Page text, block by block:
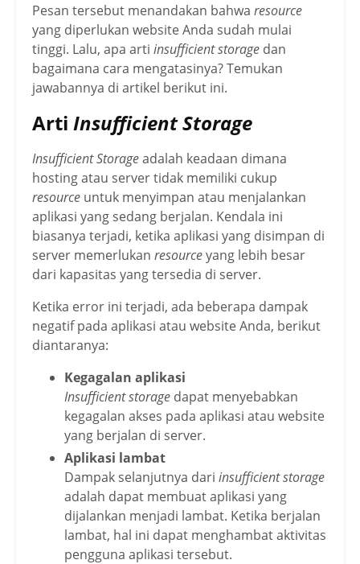
Pesan tersebut menandakan bahwa resource
yang diperlukan website Anda sudah mulai
tinggi. Lalu, apa arti insufficient storage dan
bagaimana cara mengatasinya? Temukan
jawabannya di artikel berikut ini.
Arti Insufficient Storage
Insufficient Storageadalah keadaan dimana
hosting atau server tidak memiliki cukup
resource untuk menyimpan atau menjalankan
aplikasi yang sedang berjalan. Kendala ini
biasanya terjadi, ketika aplikasi yang disimpan di
server memerlukan resourceyang lebih besar
dari kapasitas yang tersedia di server.
Ketika error ini terjadi, ada beberapa dampak
negatif pada aplikasi atau website Anda, berikut
diantaranya:
Kegagalan aplikasi
Insufficient storage dapat menyebabkan
kegagalan akses pada aplikasi atau website
yang berjalan di server.
Aplikasi lambat
Dampak selanjutnya dari insufficient storage
adalah dapat membuat aplikasi yang
dijalankan menjadi lambat. Ketika berjalan
lambat, hal ini dapat menghambat aktivitas
pengguna aplikasi tersebut.